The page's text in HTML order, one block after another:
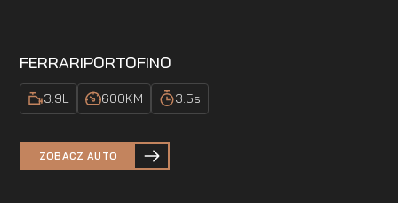
FERRARIPORTOFINO
3.9L 600KM 3.5s
ZOBACZ AUTO